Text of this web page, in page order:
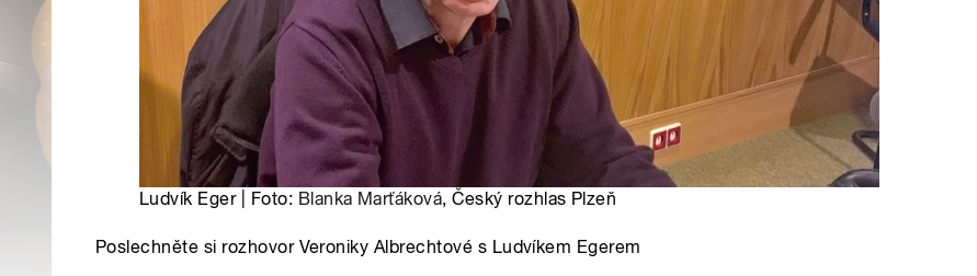
Ludvík Eger | Foto: Blanka Marťáková, Český rozhlas Plzeň
Poslechněte si rozhovor Veroniky Albrechtové s Ludvíkem Egerem